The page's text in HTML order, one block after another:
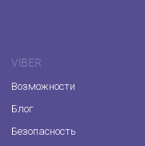
VIBER
Возможности
Блог
Безопасность